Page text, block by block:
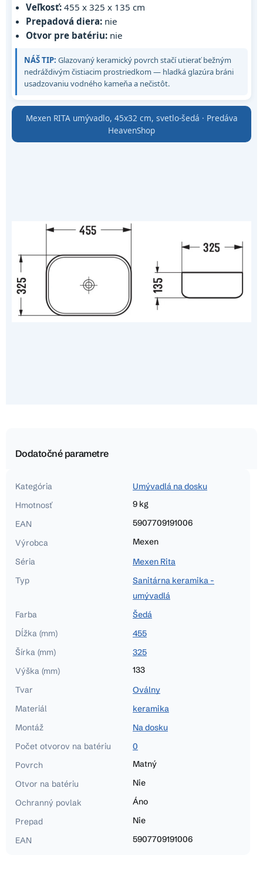
Veľkosť: 455 x 325 x 135 cm
Prepadová diera: nie
Otvor pre batériu: nie
NÁŠ TIP: Glazovaný keramický povrch stačí utierať bežným
nedráždivým čistiacim prostriedkom — hladká glazúra bráni
usadzovaniu vodného kameňa a nečistôt.
Mexen RITA umývadlo, 45x32 cm, svetlo-šedá · Predáva
HeavenShop
Dodatočné parametre
Kategória
Umývadlá na dosku
Hmotnosť
9 kg
EAN
5907709191006
Výrobca
Mexen
Séria
Mexen Rita
Typ
Sanitárna keramika -
umývadlá
Farba
Šedá
Dĺžka (mm)
455
Šírka (mm)
325
Výška (mm)
133
Tvar
Oválny
Materiál
keramika
Montáž
Na dosku
Počet otvorov na batériu
0
Povrch
Matný
Otvor na batériu
Nie
Ochranný povlak
Áno
Prepad
Nie
EAN
5907709191006